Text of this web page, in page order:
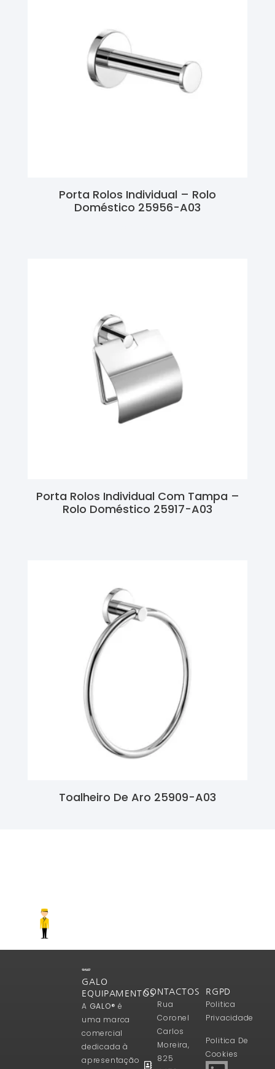
Porta Rolos Individual – Rolo
Doméstico 25956-A03
Porta Rolos Individual Com Tampa –
Rolo Doméstico 25917-A03
Toalheiro De Aro 25909-A03
GALO
EQUIPAMENTOS
A GALO® é
uma marca
comercial
dedicada à
apresentação
CONTACTOS
Rua
Coronel
Carlos
Moreira,
825
RGPD
Politica
Privacidade
Politica De
Cookies